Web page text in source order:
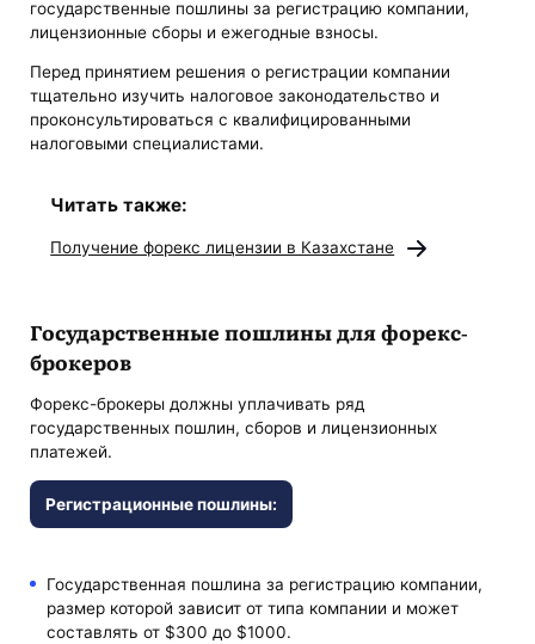
государственные пошлины за регистрацию компании,
лицензионные сборы и ежегодные взносы.
Перед принятием решения о регистрации компании
тщательно изучить налоговое законодательство и
проконсультироваться с квалифицированными
налоговыми специалистами.
Читать также:
Получение форекс лицензии в Казахстане
Государственные пошлины для форекс-
брокеров
Форекс-брокеры должны уплачивать ряд
государственных пошлин, сборов и лицензионных
платежей.
Регистрационные пошлины:
Государственная пошлина за регистрацию компании,
размер которой зависит от типа компании и может
составлять от $300 до $1000.